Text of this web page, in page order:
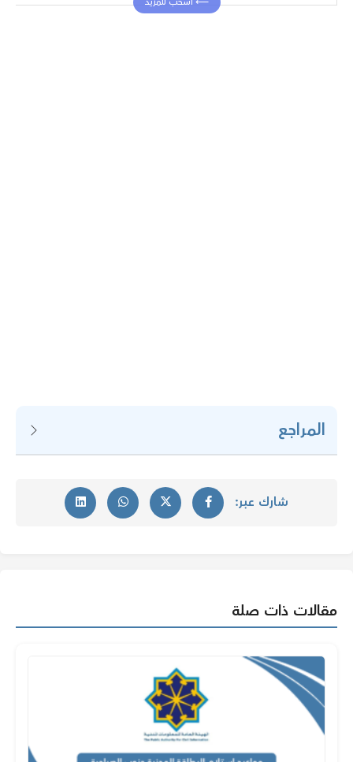
المراجع
شارك عبر:
مقالات ذات صلة